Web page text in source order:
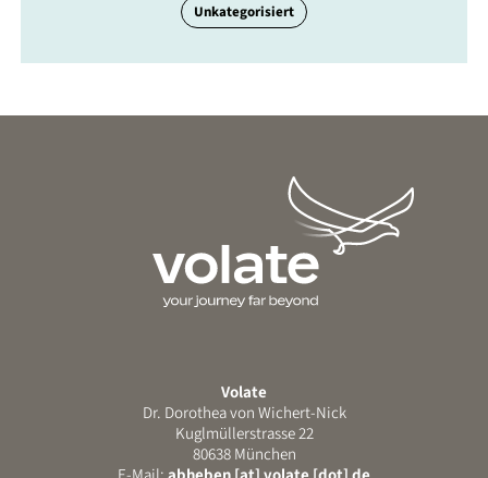
Unkategorisiert
Volate
Dr. Dorothea von Wichert-Nick
Kuglmüllerstrasse 22
80638 München